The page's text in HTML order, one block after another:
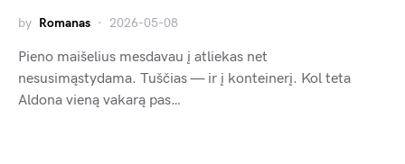
by Romanas 2026-05-08
Pieno maišelius mesdavau į atliekas net
nesusimąstydama. Tuščias — ir į konteinerį. Kol teta
Aldona vieną vakarą pas…